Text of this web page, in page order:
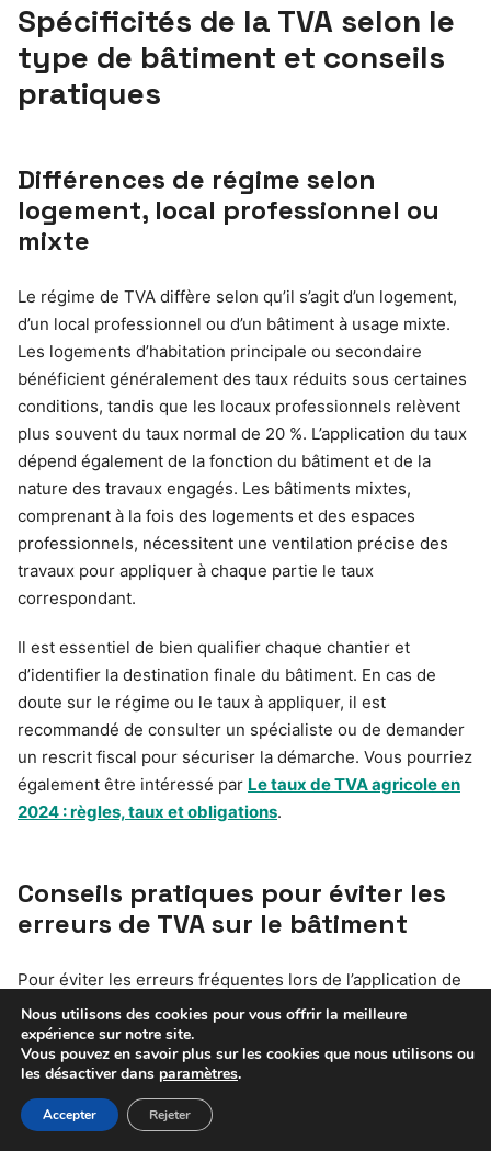
Spécificités de la TVA selon le
type de bâtiment et conseils
pratiques
Différences de régime selon
logement, local professionnel ou
mixte
Le régime de TVA diffère selon qu’il s’agit d’un logement,
d’un local professionnel ou d’un bâtiment à usage mixte.
Les logements d’habitation principale ou secondaire
bénéficient généralement des taux réduits sous certaines
conditions, tandis que les locaux professionnels relèvent
plus souvent du taux normal de 20 %. L’application du taux
dépend également de la fonction du bâtiment et de la
nature des travaux engagés. Les bâtiments mixtes,
comprenant à la fois des logements et des espaces
professionnels, nécessitent une ventilation précise des
travaux pour appliquer à chaque partie le taux
correspondant.
Il est essentiel de bien qualifier chaque chantier et
d’identifier la destination finale du bâtiment. En cas de
doute sur le régime ou le taux à appliquer, il est
recommandé de consulter un spécialiste ou de demander
un rescrit fiscal pour sécuriser la démarche. Vous pourriez
également être intéressé par Le taux de TVA agricole en
2024 : règles, taux et obligations.
Conseils pratiques pour éviter les
erreurs de TVA sur le bâtiment
Pour éviter les erreurs fréquentes lors de l’application de
la TVA sur le bâtiment, quelques conseils pratiques
s’imposent. D’abord, il faut systématiquement vérifier
l’éligibilité du bâtiment (logement, local, type de chantier)
bien remplir et conserver tous les documents justificatifs,
Nous utilisons des cookies pour vous offrir la meilleure
expérience sur notre site.
Vous pouvez en savoir plus sur les cookies que nous utilisons ou
les désactiver dans paramètres.
Accepter Rejeter